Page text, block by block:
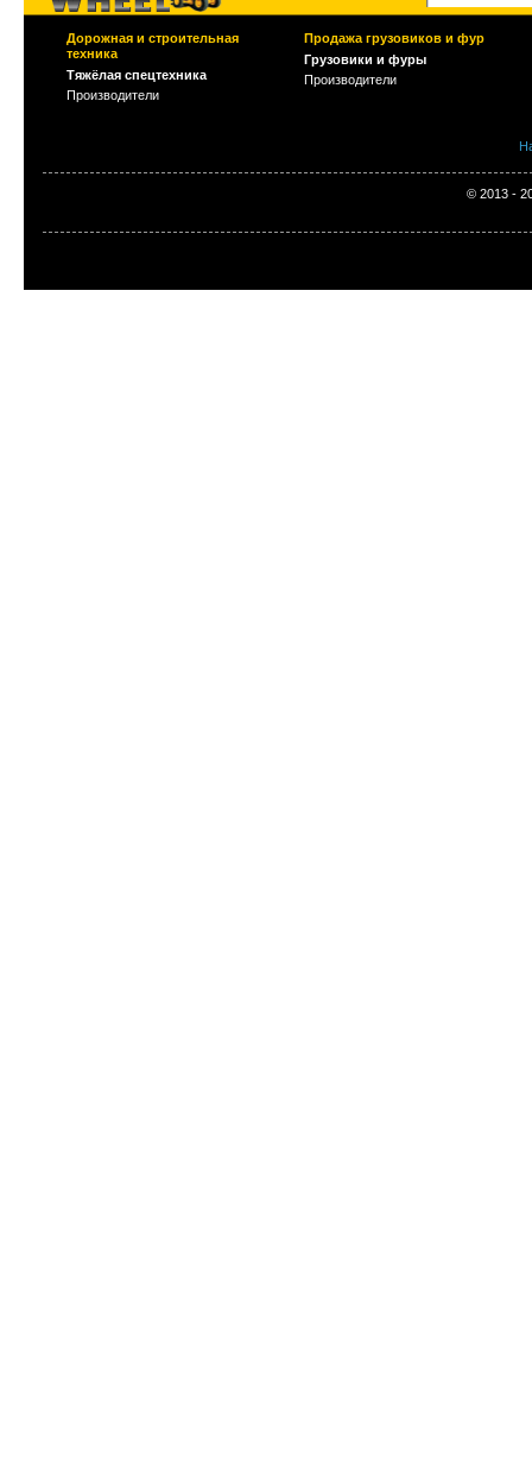
Дорожная и строительная
техника
Тяжёлая спецтехника
Производители
Продажа грузовиков и фур
Грузовики и фуры
Производители
© 2013 -